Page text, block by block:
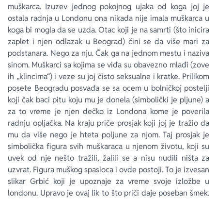
muškarca. Izuzev jednog pokojnog ujaka od koga joj je
ostala radnja u Londonu ona nikada nije imala muškarca u
koga bi mogla da se uzda. Otac koji je na samrti (što inicira
zaplet i njen odlazak u Beograd) čini se da više mari za
podstanara. Nego za nju. Čak ga na jednom mestu i naziva
sinom. Muškarci sa kojima se viđa su obavezno mlađi (zove
ih „klincima“) i veze su joj čisto seksualne i kratke. Prilikom
posete Beogradu posvađa se sa ocem u bolničkoj postelji
koji čak baci pitu koju mu je donela (simbolički je pljune) a
za to vreme je njen dečko iz Londona kome je poverila
radnju opljačka. Na kraju priče prosjak koji joj je tražio da
mu da više nego je hteta poljune za njom. Taj prosjak je
simbolička figura svih muškaraca u njenom životu, koji su
uvek od nje nešto tražili, žalili se a nisu nudili ništa za
uzvrat. Figura muškog spasioca i ovde postoji. To je izvesan
slikar Grbić koji je upoznaje za vreme svoje izložbe u
londonu. Upravo je ovaj lik to što priči daje poseban šmek.